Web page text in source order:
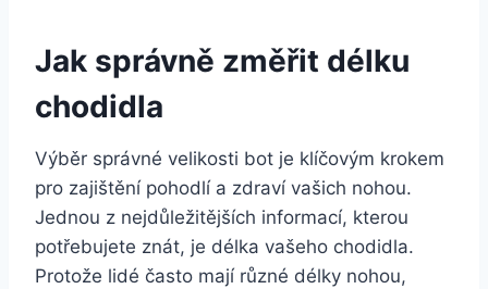
Jak správně změřit délku
chodidla
Výběr správné velikosti bot je klíčovým krokem
pro zajištění pohodlí a zdraví vašich nohou.
Jednou z nejdůležitějších informací, kterou
potřebujete znát, je délka vašeho chodidla.
Protože lidé často mají různé délky nohou,